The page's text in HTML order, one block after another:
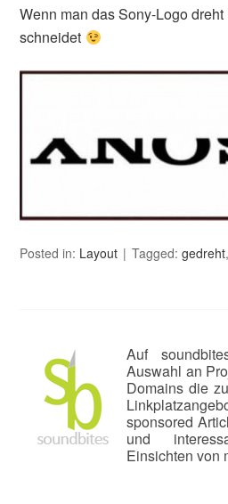
Wenn man das Sony-Logo
schneidet
Posted in: Layout Tagged:gedreht,
Auf
Auswahl an
Domains die
sponsored
und
Einsichten von